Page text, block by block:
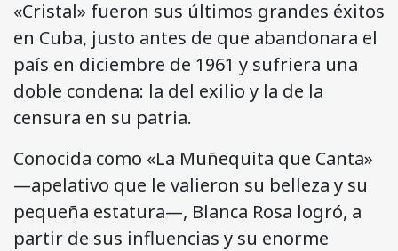
«Cristal» fueron sus últimos grandes éxitos
en Cuba, justo antes de que abandonara el
país en diciembre de 1961 y sufriera una
doble condena: la del exilio y la de la
censura en su patria.
Conocida como «La Muñequita que Canta»
—apelativo que le valieron su belleza y su
pequeña estatura—, Blanca Rosa logró, a
partir de sus influencias y su enorme